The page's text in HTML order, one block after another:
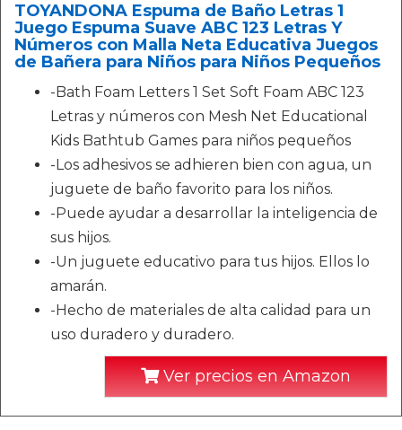
TOYANDONA Espuma de Baño Letras 1
Juego Espuma Suave ABC 123 Letras Y
Números con Malla Neta Educativa Juegos
de Bañera para Niños para Niños Pequeños
-Bath Foam Letters 1 Set Soft Foam ABC 123
Letras y números con Mesh Net Educational
Kids Bathtub Games para niños pequeños
-Los adhesivos se adhieren bien con agua, un
juguete de baño favorito para los niños.
-Puede ayudar a desarrollar la inteligencia de
sus hijos.
-Un juguete educativo para tus hijos. Ellos lo
amarán.
-Hecho de materiales de alta calidad para un
uso duradero y duradero.
Ver precios en Amazon